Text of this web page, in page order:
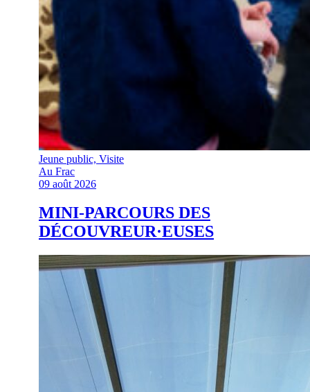
Jeune public, Visite
Au Frac
09 août 2026
MINI-PARCOURS DES
DÉCOUVREUR·EUSES